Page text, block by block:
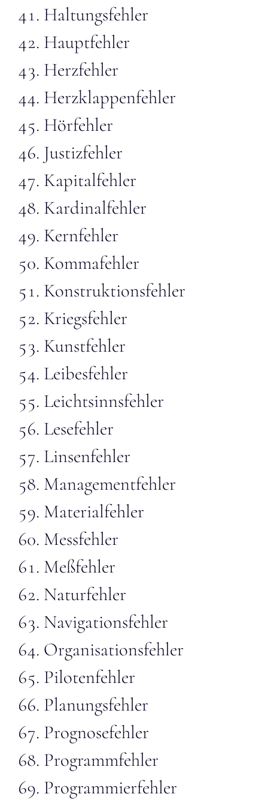
Haltungsfehler
Hauptfehler
Herzfehler
Herzklappenfehler
Hörfehler
Justizfehler
Kapitalfehler
Kardinalfehler
Kernfehler
Kommafehler
Konstruktionsfehler
Kriegsfehler
Kunstfehler
Leibesfehler
Leichtsinnsfehler
Lesefehler
Linsenfehler
Managementfehler
Materialfehler
Messfehler
Meßfehler
Naturfehler
Navigationsfehler
Organisationsfehler
Pilotenfehler
Planungsfehler
Prognosefehler
Programmfehler
Programmierfehler